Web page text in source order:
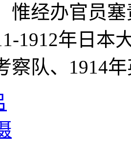
惟经办官员
1912年日本
察队、1914